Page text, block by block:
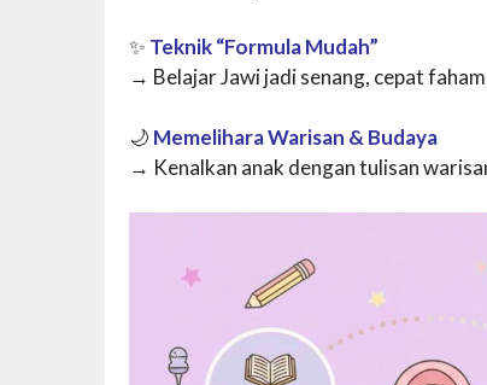
✨ Teknik “Formula Mudah”
→ Belajar Jawi jadi senang, cepat
🌙 Memelihara Warisan & Budaya
→ Kenalkan anak dengan tulisan